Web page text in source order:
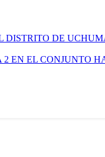
DISTRITO DE
EN EL CONJUNTO